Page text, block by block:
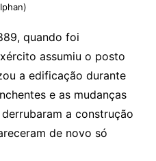
quando foi
assumiu o posto
a edificação durante
e as mudanças
a construção
de novo só